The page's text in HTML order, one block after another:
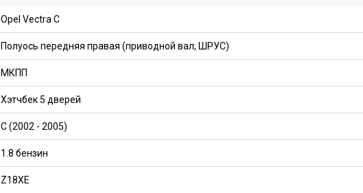
Opel Vectra C
Полуось передняя правая (приводной вал, ШРУС)
МКПП
Хэтчбек 5 дверей
C (2002 - 2005)
1.8 бензин
Z18XE